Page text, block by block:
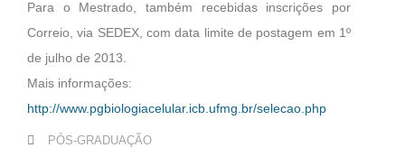
Para o Mestrado, também recebidas inscrições por
Correio, via SEDEX, com data limite de postagem em 1º
de julho de 2013.
Mais informações:
http://www.pgbiologiacelular.icb.ufmg.br/selecao.php
PÓS-GRADUAÇÃO